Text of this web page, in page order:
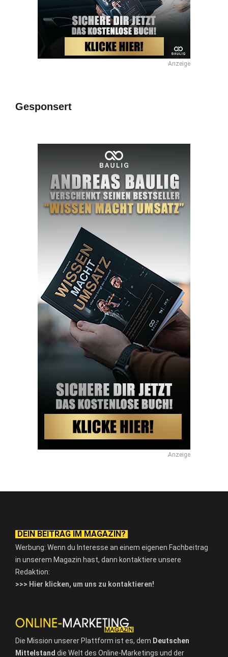
Anzeige
Gesponsert
Anzeige
DEIN BEITRAG IM MAGAZIN?
Werbung: Wenn du Interesse an einem eigenen Fachbeitrag
in unserem Magazin hast, dann kontaktiere unsere
Redaktion:
>>> Hier klicken, um uns zu kontaktieren!
Die Mission unserer Plattform ist es, dem Deutschen
Mittelstand die Welt des Online-Marketings und der